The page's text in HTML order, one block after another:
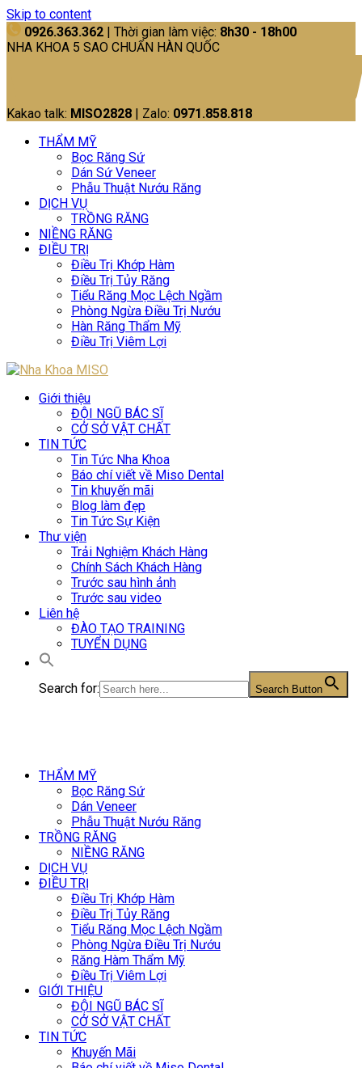
Skip to content
0926.363.362 | Thời gian làm việc: 8h30 - 18h00
NHA KHOA 5 SAO CHUẨN HÀN QUỐC
Kakao talk: MISO2828 | Zalo: 0971.858.818
THẨM MỸ
Bọc Răng Sứ
Dán Sứ Veneer
Phẫu Thuật Nướu Răng
DỊCH VỤ
TRỒNG RĂNG
NIỀNG RĂNG
ĐIỀU TRỊ
Điều Trị Khớp Hàm
Điều Trị Tủy Răng
Tiểu Răng Mọc Lệch Ngầm
Phòng Ngừa Điều Trị Nướu
Hàn Răng Thẩm Mỹ
Điều Trị Viêm Lợi
Giới thiệu
ĐỘI NGŨ BÁC SĨ
CỞ SỞ VẬT CHẤT
TIN TỨC
Tin Tức Nha Khoa
Báo chí viết về Miso Dental
Tin khuyến mãi
Blog làm đẹp
Tin Tức Sự Kiện
Thư viện
Trải Nghiệm Khách Hàng
Chính Sách Khách Hàng
Trước sau hình ảnh
Trước sau video
Liên hệ
ĐÀO TẠO TRAINING
TUYỂN DỤNG
Search for: Search Button
THẨM MỸ
Bọc Răng Sứ
Dán Veneer
Phẫu Thuật Nướu Răng
TRỒNG RĂNG
NIỀNG RĂNG
DỊCH VỤ
ĐIỀU TRỊ
Điều Trị Khớp Hàm
Điều Trị Tủy Răng
Tiểu Răng Mọc Lệch Ngầm
Phòng Ngừa Điều Trị Nướu
Răng Hàm Thẩm Mỹ
Điều Trị Viêm Lợi
GIỚI THIỆU
ĐỘI NGŨ BÁC SĨ
CỞ SỞ VẬT CHẤT
TIN TỨC
Khuyến Mãi